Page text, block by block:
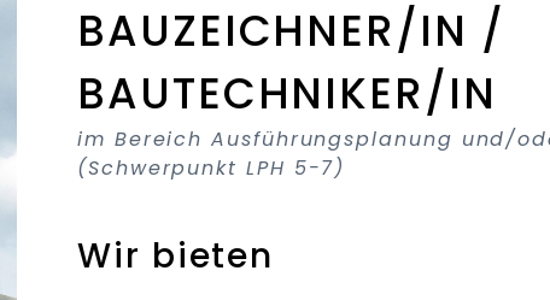
BAUZEICHNER/IN /
BAUTECHNIKER/IN
im Bereich Ausführungsplanung und/
(Schwerpunkt LPH 5-7)
Wir bieten